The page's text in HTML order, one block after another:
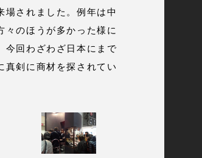
場されました。例年は中
々のほうが多かった様に
今回わざわざ日本にまで
真剣に商材を探されてい